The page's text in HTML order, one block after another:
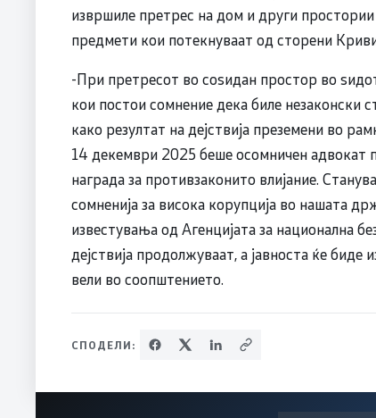
извршиле претрес на дом и други
предмети кои потекнуваат од сторени
-При претресот во соѕидан простор во
кои постои сомнение дека биле
како резултат на дејствија преземени во
14 декември 2025 беше осомничен адвокат
награда за противзаконито влијание.
сомненија за висока корупција во нашата
известувања од Агенцијата за национална
дејствија продолжуваат, а јавноста ќе
вели во соопштението.
СПОДЕЛИ: